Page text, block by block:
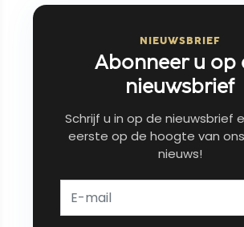
NIEUWSBRIEF
Abonneer u op
nieuwsbrief
Schrijf u in op de nieuwsbrief
eerste op de hoogte van
nieuws!